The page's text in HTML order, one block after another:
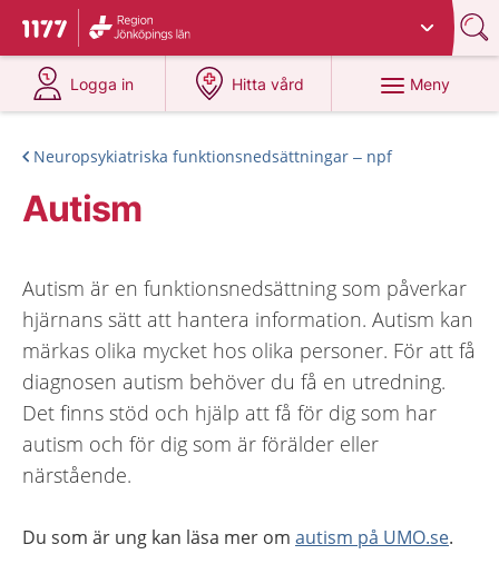
Till startsidan för 1177
Du har valt region
Logga in
på 1177.se
Hitta vård
på 1177.se
Meny
Neuropsykiatriska funktionsnedsättningar – npf
Autism
Autism är en funktionsnedsättning som påverkar
hjärnans sätt att hantera information. Autism kan
märkas olika mycket hos olika personer. För att få
diagnosen autism behöver du få en utredning.
Det finns stöd och hjälp att få för dig som har
autism och för dig som är förälder eller
närstående.
Du som är ung kan läsa mer om autism på UMO.se.